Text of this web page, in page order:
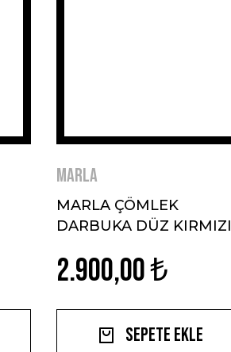
MARLA
MARLA ÇÖMLEK
DARBUKA DÜZ KIRMIZI
2.900,00 ₺
Sepete Ekle